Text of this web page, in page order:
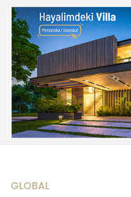
GLOBAL